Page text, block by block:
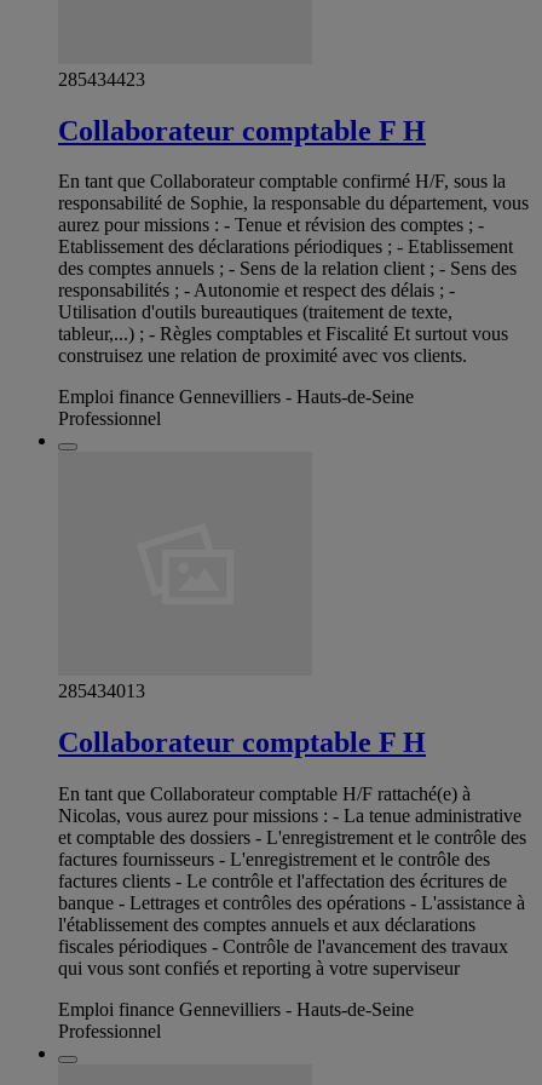
285434423
Collaborateur comptable F H
En tant que Collaborateur comptable confirmé H/F, sous la
responsabilité de Sophie, la responsable du département, vous
aurez pour missions : - Tenue et révision des comptes ; -
Etablissement des déclarations périodiques ; - Etablissement
des comptes annuels ; - Sens de la relation client ; - Sens des
responsabilités ; - Autonomie et respect des délais ; -
Utilisation d'outils bureautiques (traitement de texte,
tableur,...) ; - Règles comptables et Fiscalité Et surtout vous
construisez une relation de proximité avec vos clients.
Emploi finance Gennevilliers - Hauts-de-Seine
Professionnel
285434013
Collaborateur comptable F H
En tant que Collaborateur comptable H/F rattaché(e) à
Nicolas, vous aurez pour missions : - La tenue administrative
et comptable des dossiers - L'enregistrement et le contrôle des
factures fournisseurs - L'enregistrement et le contrôle des
factures clients - Le contrôle et l'affectation des écritures de
banque - Lettrages et contrôles des opérations - L'assistance à
l'établissement des comptes annuels et aux déclarations
fiscales périodiques - Contrôle de l'avancement des travaux
qui vous sont confiés et reporting à votre superviseur
Emploi finance Gennevilliers - Hauts-de-Seine
Professionnel